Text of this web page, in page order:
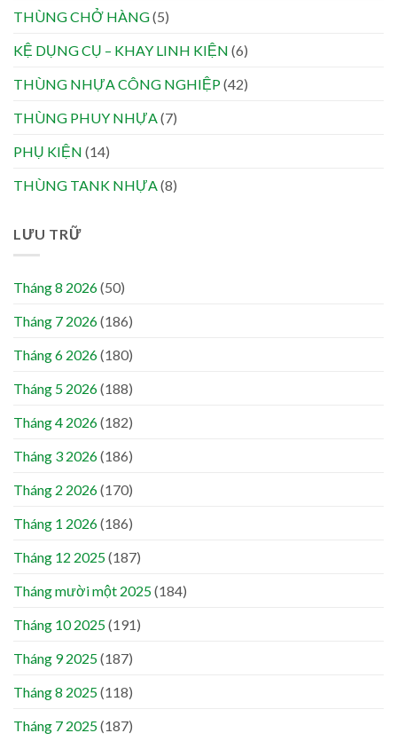
THÙNG CHỞ HÀNG(5)
KỆ DỤNG CỤ – KHAY LINH KIỆN (6)
THÙNG NHỰA CÔNG NGHIỆP(42)
THÙNG PHUY NHỰA(7)
PHỤ KIỆN (14)
THÙNG TANK NHỰA(8)
LƯU TRỮ
Tháng 8 2026(50)
Tháng 7 2026(186)
Tháng 6 2026(180)
Tháng 5 2026(188)
Tháng 4 2026(182)
Tháng 3 2026(186)
Tháng 2 2026(170)
Tháng 1 2026(186)
Tháng 12 2025(187)
Tháng mười một 2025(184)
Tháng 10 2025(191)
Tháng 9 2025(187)
Tháng 8 2025(118)
Tháng 7 2025(187)